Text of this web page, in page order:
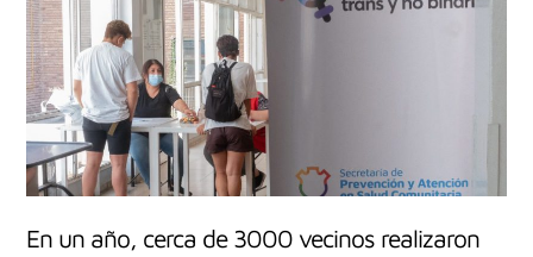
En un año, cerca de 3000 vecinos realizaron